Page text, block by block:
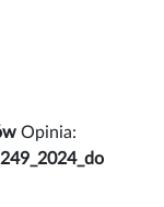
Opinia: